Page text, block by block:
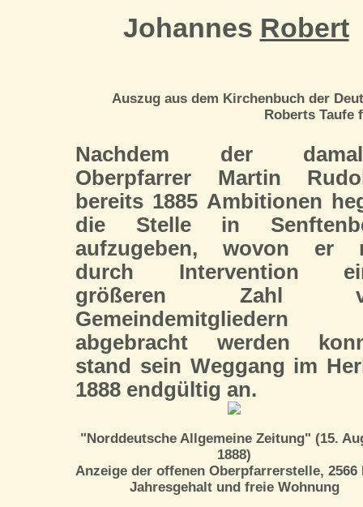
Johannes Robert
Auszug aus dem Kirchenbuch der
Roberts Taufe
Nachdem der
Oberpfarrer Martin
bereits 1885 Ambitionen
die Stelle in
aufzugeben, wovon er
durch Intervention
größeren Zahl
Gemeindemitgliedern
abgebracht werden
stand sein Weggang im
1888 endgültig an.
"Norddeutsche Allgemeine Zeitung" (15.
1888)
Anzeige der offenen Oberpfarrerstelle, 2566
Jahresgehalt und freie Wohnung